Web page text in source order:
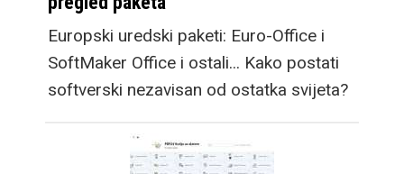
Europski uredski paketi: Euro-Office i
SoftMaker Office i ostali... Kako postati
softverski nezavisan od ostatka svijeta?